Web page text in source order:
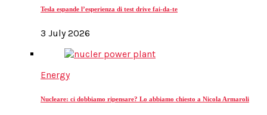
Tesla espande l’esperienza di test drive fai-da-te
3 July 2026
Energy
Nucleare: ci dobbiamo ripensare? Lo abbiamo chiesto a Nicola Armaroli